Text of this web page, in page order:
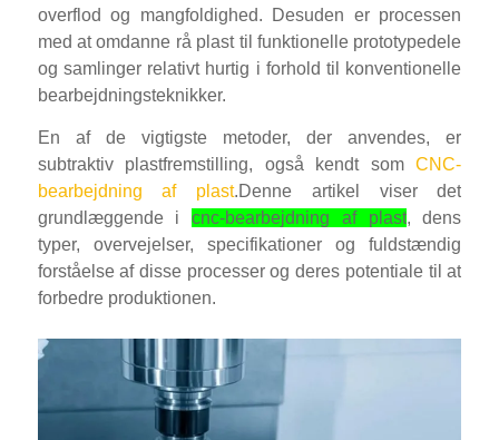
overflod og mangfoldighed. Desuden er processen
med at omdanne rå plast til funktionelle prototypedele
og samlinger relativt hurtig i forhold til konventionelle
bearbejdningsteknikker.
En af de vigtigste metoder, der anvendes, er
subtraktiv plastfremstilling, også kendt somCNC-
bearbejdning af plast.Denne artikel viser det
grundlæggende icnc-bearbejdning af plast, dens
typer, overvejelser, specifikationer og fuldstændig
forståelse af disse processer og deres potentiale til at
forbedre produktionen.